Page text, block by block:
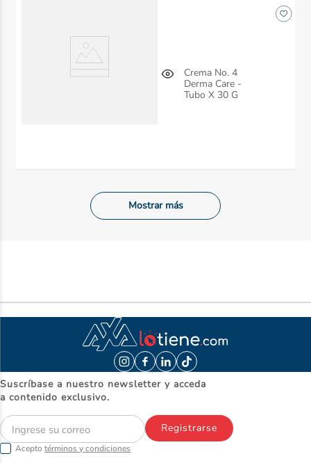
Crema No. 4
Derma Care -
Tubo X 30 G
Mostrar más
Suscríbase a nuestro newsletter y acceda
a contenido exclusivo.
Aceptotérminos y condiciones
Registrarse